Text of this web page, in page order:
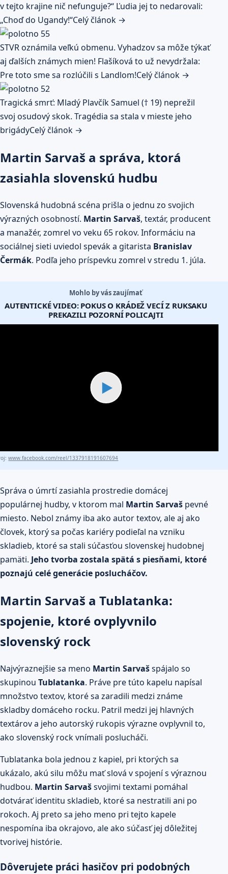
v tejto krajine nič nefunguje?“ Ľudia jej to nedarovali:
„Choď do Ugandy!“Celý článok →
STVR oznámila veľkú obmenu. Vyhadzov sa môže týkať
aj ďalších známych mien! Flašíková to už nevydržala:
Pre toto sme sa rozlúčili s Landlom!Celý článok →
Tragická smrť: Mladý Plavčík Samuel († 19) neprežil
svoj osudový skok. Tragédia sa stala v mieste jeho
brigádyCelý článok →
Martin Sarvaš a správa, ktorá
zasiahla slovenskú hudbu
Slovenská hudobná scéna prišla o jednu zo svojich
výrazných osobností. Martin Sarvaš, textár, producent
a manažér, zomrel vo veku 65 rokov. Informáciu na
sociálnej sieti uviedol spevák a gitarista Branislav
Čermák. Podľa jeho príspevku zomrel v stredu 1. júla.
Mohlo by vás zaujímať
AUTENTICKÉ VIDEO: POKUS O KRÁDEŽ VECÍ Z RUKSAKU
PREKAZILI POZORNÍ POLICAJTI
▶
www.facebook.com/reel/1337918191607694
Správa o úmrtí zasiahla prostredie domácej
populárnej hudby, v ktorom mal Martin Sarvaš pevné
miesto. Nebol známy iba ako autor textov, ale aj ako
človek, ktorý sa počas kariéry podieľal na vzniku
skladieb, ktoré sa stali súčasťou slovenskej hudobnej
pamäti. Jeho tvorba zostala spätá s piesňami, ktoré
poznajú celé generácie poslucháčov.
Martin Sarvaš a Tublatanka:
spojenie, ktoré ovplyvnilo
slovenský rock
Najvýraznejšie sa meno Martin Sarvašspájalo so
skupinou Tublatanka. Práve pre túto kapelu napísal
množstvo textov, ktoré sa zaradili medzi známe
skladby domáceho rocku. Patril medzi jej hlavných
textárov a jeho autorský rukopis výrazne ovplyvnil to,
ako slovenský rock vnímali poslucháči.
Tublatanka bola jednou z kapiel, pri ktorých sa
ukázalo, akú silu môžu mať slová v spojení s výraznou
hudbou. Martin Sarvašsvojimi textami pomáhal
dotvárať identitu skladieb, ktoré sa nestratili ani po
rokoch. Aj preto sa jeho meno pri tejto kapele
nespomína iba okrajovo, ale ako súčasť jej dôležitej
tvorivej histórie.
Dôverujete práci hasičov pri podobných